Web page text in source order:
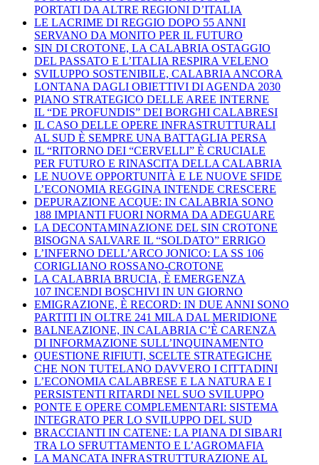
PORTATI DA ALTRE REGIONI D’ITALIA
LE LACRIME DI REGGIO DOPO 55 ANNI
SERVANO DA MONITO PER IL FUTURO
SIN DI CROTONE, LA CALABRIA OSTAGGIO
DEL PASSATO E L’ITALIA RESPIRA VELENO
SVILUPPO SOSTENIBILE, CALABRIA ANCORA
LONTANA DAGLI OBIETTIVI DI AGENDA 2030
PIANO STRATEGICO DELLE AREE INTERNE
IL “DE PROFUNDIS” DEI BORGHI CALABRESI
IL CASO DELLE OPERE INFRASTRUTTURALI
AL SUD È SEMPRE UNA BATTAGLIA PERSA
IL “RITORNO DEI “CERVELLI” È CRUCIALE
PER FUTURO E RINASCITA DELLA CALABRIA
LE NUOVE OPPORTUNITÀ E LE NUOVE SFIDE
L’ECONOMIA REGGINA INTENDE CRESCERE
DEPURAZIONE ACQUE: IN CALABRIA SONO
188 IMPIANTI FUORI NORMA DA ADEGUARE
LA DECONTAMINAZIONE DEL SIN CROTONE
BISOGNA SALVARE IL “SOLDATO” ERRIGO
L’INFERNO DELL’ARCO JONICO: LA SS 106
CORIGLIANO ROSSANO-CROTONE
LA CALABRIA BRUCIA, È EMERGENZA
107 INCENDI BOSCHIVI IN UN GIORNO
EMIGRAZIONE, È RECORD: IN DUE ANNI SONO
PARTITI IN OLTRE 241 MILA DAL MERIDIONE
BALNEAZIONE, IN CALABRIA C’È CARENZA
DI INFORMAZIONE SULL’INQUINAMENTO
QUESTIONE RIFIUTI, SCELTE STRATEGICHE
CHE NON TUTELANO DAVVERO I CITTADINI
L’ECONOMIA CALABRESE E LA NATURA E I
PERSISTENTI RITARDI NEL SUO SVILUPPO
PONTE E OPERE COMPLEMENTARI: SISTEMA
INTEGRATO PER LO SVILUPPO DEL SUD
BRACCIANTI IN CATENE: LA PIANA DI SIBARI
TRA LO SFRUTTAMENTO E L’AGROMAFIA
LA MANCATA INFRASTRUTTURAZIONE AL